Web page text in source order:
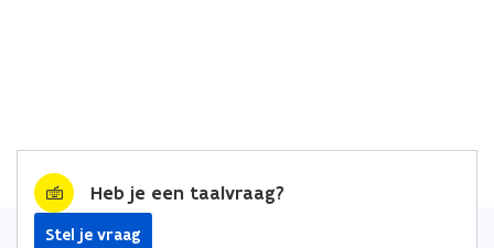
Heb je een taalvraag?
Stel je vraag